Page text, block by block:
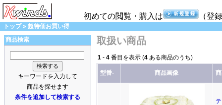
初めての閲覧・購入は （登
トップ» 超特価お買い得
商品検索
キーワードを入力して
商品を探せます
条件を追加して検索する
取扱い商品
1 - 4 番目を表示 (4 ある商品のうち)
型番- 商品画像